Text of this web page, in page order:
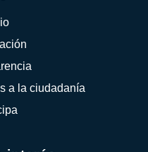
a la ciudadanía